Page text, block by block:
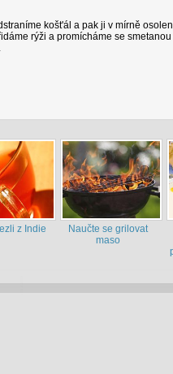
košt'ál a pak ji v mírně
rýži a promícháme se
z Indie
Naučte se grilovat
maso